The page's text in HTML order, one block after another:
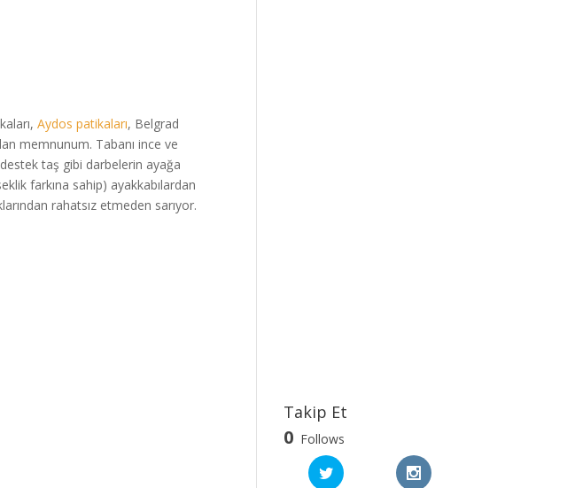
Aydos patikaları, Belgrad
memnunum. Tabanı ince ve
taş gibi darbelerin ayağa
farkına sahip) ayakkabılardan
rahatsız etmeden sarıyor.
Takip Et
0 Follows